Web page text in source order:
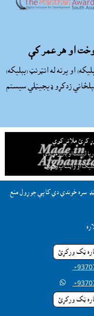
وخت او هر عمر کې
او پرته له انټرنټ (بېليکه)
زدکړو ډيجيټلي سيستم
کړئ ملاتړ کوي
ليست او بازارموندې
کليک او واټساپ وکړئ.
لمېټډ سره خوندي دي کاپي جوړول منع
ټک ورکړئ

ټک ورکړئ